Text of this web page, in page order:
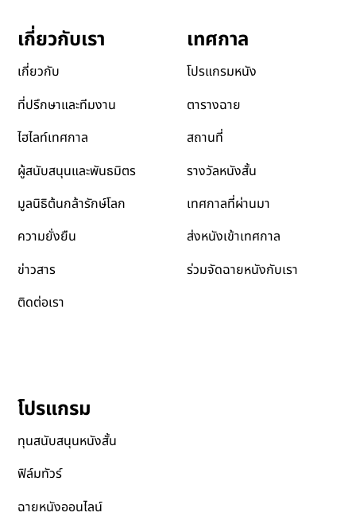
เกี่ยวกับเรา
เกี่ยวกับ
ที่ปรึกษาและทีมงาน
ไฮไลท์เทศกาล
ผู้สนับสนุนและพันธมิตร
มูลนิธิต้นกล้ารักษ์โลก
ความยั่งยืน
ข่าวสาร
ติดต่อเรา
เทศกาล
โปรแกรมหนัง
ตารางฉาย
สถานที่
รางวัลหนังสั้น
เทศกาลที่ผ่านมา
ส่งหนังเข้าเทศกาล
ร่วมจัดฉายหนังกับเรา
โปรแกรม
ทุนสนับสนุนหนังสั้น
ฟิล์มทัวร์
ฉายหนังออนไลน์